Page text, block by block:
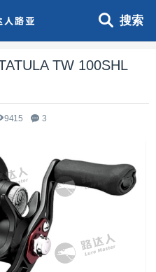
搜索
TW 100SHL
9415 3